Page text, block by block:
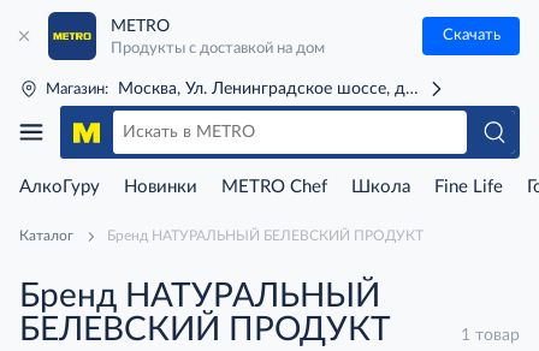
METRO
Продукты с доставкой на дом
Скачать
Магазин: Москва, Ул. Ленинградское шоссе, д. 71Г (м. Речной
АлкоГуру Новинки METRO Chef Школа Fine Life
Каталог Бренд НАТУРАЛЬНЫЙ БЕЛЕВСКИЙ ПРОДУКТ
Бренд НАТУРАЛЬНЫЙ
БЕЛЕВСКИЙ ПРОДУКТ
1 товар